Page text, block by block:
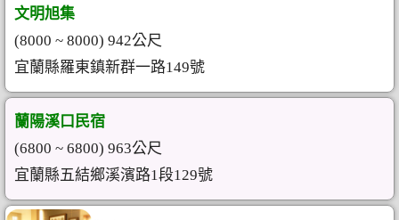
文明旭集
(8000 ~ 8000) 942公尺
宜蘭縣羅東鎮新群一路149號
蘭陽溪口民宿
(6800 ~ 6800) 963公尺
宜蘭縣五結鄉溪濱路1段129號